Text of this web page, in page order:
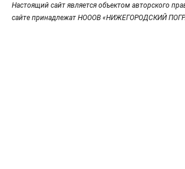
Настоящий сайт является объектом авторского
сайте принадлежат НОООВ «НИЖЕГОРОДСКИЙ